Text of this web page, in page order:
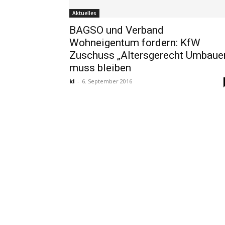
Aktuelles
BAGSO und Verband
Wohneigentum fordern: KfW
Zuschuss „Altersgerecht
muss bleiben
kl - 6. September 2016